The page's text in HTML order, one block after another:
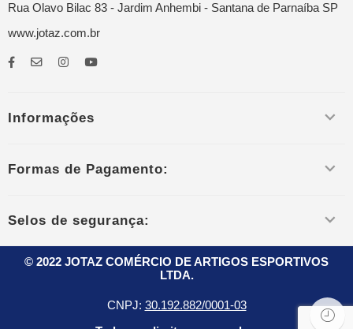
Rua Olavo Bilac 83 - Jardim Anhembi - Santana de Parnaíba SP
www.jotaz.com.br
Informações
Formas de Pagamento:
Selos de segurança:
© 2022 JOTAZ COMÉRCIO DE ARTIGOS ESPORTIVOS
LTDA.
CNPJ: 30.192.882/0001-03